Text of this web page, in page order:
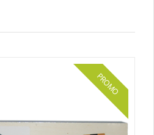
PROMO